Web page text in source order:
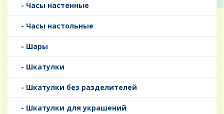
- Часы настенные
- Часы настольные
- Шары
- Шкатулки
- Шкатулки без разделителей
- Шкатулки для украшений